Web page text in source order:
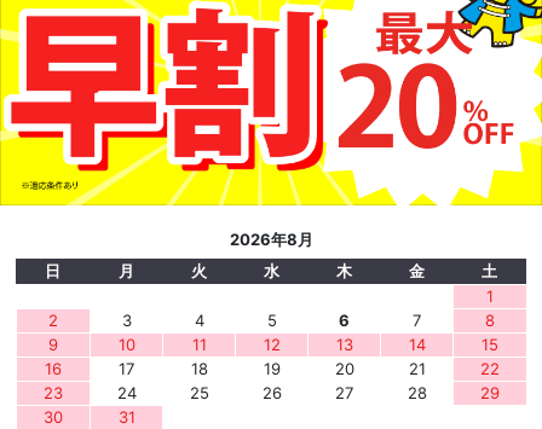
2026年8月
日
月 火 水 木 金
土
1
2
3 4 5 6 7
8
9
10 11 12 13 14
15
16
17 18 19 20 21
22
23
24 25 26 27 28
29
30
31